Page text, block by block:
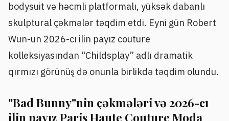
bodysuit və həcmli platformalı, yüksək dabanlı
skulptural çəkmələr təqdim etdi. Eyni gün Robert
Wun-un 2026-cı ilin payız couture
kolleksiyasından “Childsplay” adlı dramatik
qırmızı görünüş də onunla birlikdə təqdim olundu.
"Bad Bunny"nin çəkmələri və 2026-cı
ilin payız Paris Haute Couture Moda